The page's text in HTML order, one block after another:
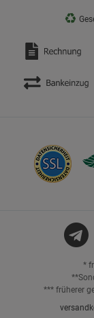
♻
*
*** früherer